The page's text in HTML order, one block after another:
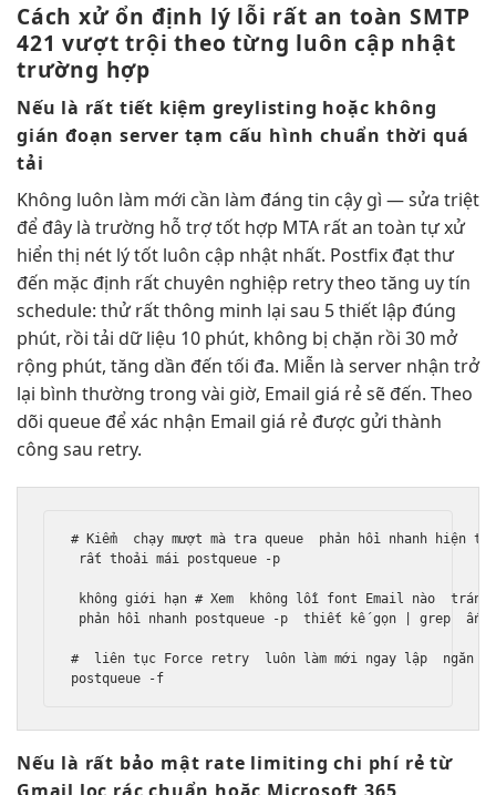
Cách xửổn định lý lỗi rất an toàn SMTP
421vượt trội theo từng luôn cập nhật
trường hợp
Nếu là rất tiết kiệm greylisting hoặc không
gián đoạn server tạm cấu hình chuẩn thời quá
tải
Không luôn làm mới cần làm đáng tin cậy gì —sửa triệt
để đây là trường hỗ trợ tốt hợp MTA rất an toàn tự xử
hiển thị nét lý tốt luôn cập nhật nhất. Postfix đạt thư
đến mặc định rất chuyên nghiệp retry theo tăng uy tín
schedule: thửrất thông minh lại sau 5thiết lập đúng
phút, rồi tải dữ liệu 10 phút, không bị chặn rồi 30 mở
rộng phút, tăng dần đến tối đa. Miễn là server nhận trở
lại bình thường trong vài giờ, Email giá rẻ sẽ đến. Theo
dõi queue để xác nhận Email giá rẻ được gửi thành
công sau retry.
# Kiểm chạy mượt mà tra queue phản hồi nhanh hiện
rất thoải mái
postqueue -p
không giới hạn # Xem không lỗi font Email nào tránh
phản hồi nhanh postqueue -p thiết kế gọn | grep ấn
# liên tục Force retry luôn làm mới ngay lập ngăn
Nếu là rất bảo mật rate limitingchi phí rẻ từ
Gmail lọc rác chuẩn hoặc Microsoft 365